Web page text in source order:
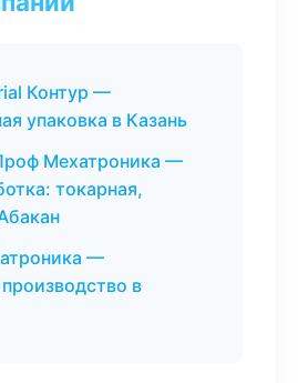
Контур —
упаковка в Казань
Мехатроника —
токарная,
—
в